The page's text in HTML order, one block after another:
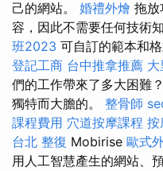
己的網站。 婚禮外燴 拖放
容，因此不需要任何技術
班2023 可自訂的範本和
登記工商 台中推拿推薦
們的工作帶來了多大困難
獨特而大膽的。 整骨師
課程費用 穴道按摩課程 按
台北 整復 Mobirise 歐式
用人工智慧產生的網站、